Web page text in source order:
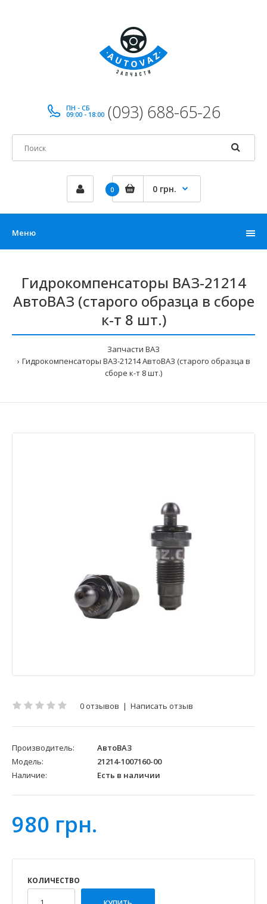
ПН - СБ
09:00 - 18:00 (093) 688-65-26
0 0 грн.
Меню
Гидрокомпенсаторы ВАЗ-21214
АвтоВАЗ (старого образца в сборе
к-т 8 шт.)
Запчасти ВАЗ
Гидрокомпенсаторы ВАЗ-21214 АвтоВАЗ (старого образца в
сборе к-т 8 шт.)
0 отзывов | Написать отзыв
Производитель:
АвтоВАЗ
Модель:
21214-1007160-00
Наличие:
Есть в наличии
980 грн.
КОЛИЧЕСТВО